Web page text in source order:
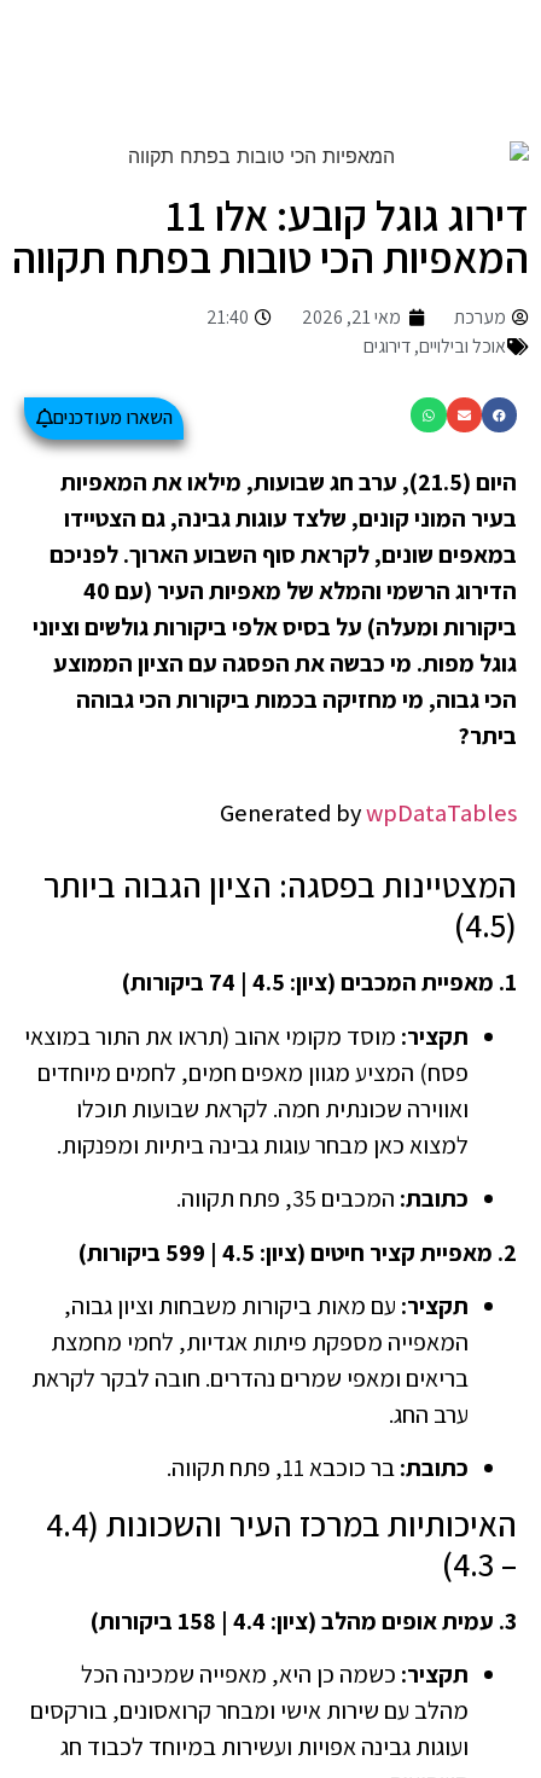
דירוג גוגל קובע: אלו 11
המאפיות הכי טובות בפתח תקווה
מערכת מאי 21, 2026
21:40
אוכל ובילויים,דירוגים
השארו מעודכנים
היום (21.5), ערב חג שבועות, מילאו את המאפיות
בעיר המוני קונים, שלצד עוגות גבינה, גם הצטיידו
במאפים שונים, לקראת סוף השבוע הארוך. לפניכם
הדירוג הרשמי והמלא של מאפיות העיר (עם 40
ביקורות ומעלה) על בסיס אלפי ביקורות גולשים וציוני
גוגל מפות. מי כבשה את הפסגה עם הציון הממוצע
הכי גבוה, מי מחזיקה בכמות ביקורות הכי גבוהה
ביתר?
Generated bywpDataTables
המצטיינות בפסגה: הציון הגבוה ביותר
(4.5)
1. מאפיית המכבים (ציון: 4.5 | 74 ביקורות)
תקציר: מוסד מקומי אהוב (תראו את התור במוצאי
פסח) המציע מגוון מאפים חמים, לחמים מיוחדים
ואווירה שכונתית חמה. לקראת שבועות תוכלו
למצוא כאן מבחר עוגות גבינה ביתיות ומפנקות.
כתובת: המכבים 35, פתח תקווה.
2. מאפיית קציר חיטים (ציון: 4.5 | 599 ביקורות)
תקציר: עם מאות ביקורות משבחות וציון גבוה,
המאפייה מספקת פיתות אגדיות, לחמי מחמצת
בריאים ומאפי שמרים נהדרים. חובה לבקר לקראת
ערב החג.
כתובת:בר כוכבא 11, פתח תקווה.
האיכותיות במרכז העיר והשכונות (4.4
– 4.3)
3. עמית אופים מהלב (ציון: 4.4 | 158 ביקורות)
תקציר: כשמה כן היא, מאפייה שמכינה הכל
מהלב עם שירות אישי ומבחר קרואסונים, בורקסים
ועוגות גבינה אפויות ועשירות במיוחד לכבוד חג